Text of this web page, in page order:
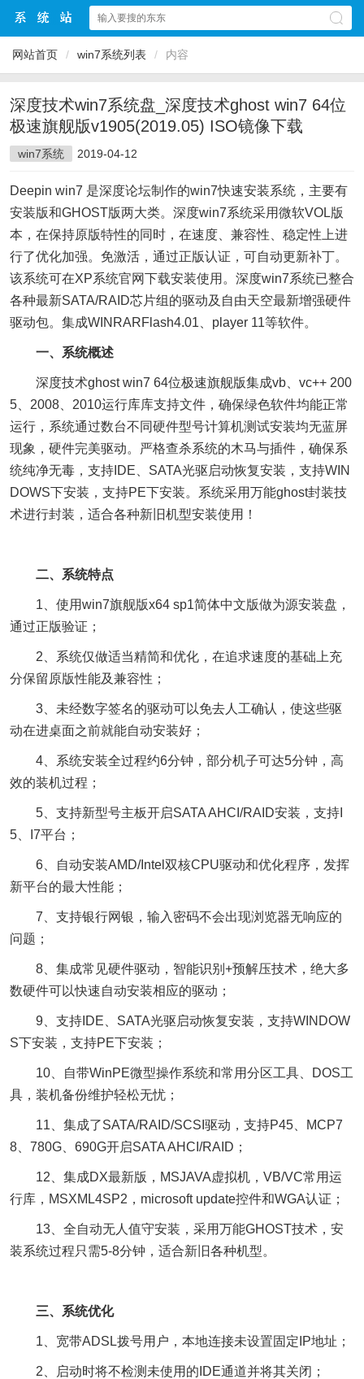
网站首页 / win7系统列表 / 内容
深度技术win7系统盘_深度技术ghost win7 64位
极速旗舰版v1905(2019.05) ISO镜像下载
win7系统 2019-04-12
Deepin win7 是深度论坛制作的win7快速安装系统，主要有
安装版和GHOST版两大类。深度win7系统采用微软VOL版
本，在保持原版特性的同时，在速度、兼容性、稳定性上进
行了优化加强。免激活，通过正版认证，可自动更新补丁。
该系统可在XP系统官网下载安装使用。深度win7系统已整合
各种最新SATA/RAID芯片组的驱动及自由天空最新增强硬件
驱动包。集成WINRARFlash4.01、player 11等软件。
一、系统概述
深度技术ghost win7 64位极速旗舰版集成vb、vc++ 200
5、2008、2010运行库库支持文件，确保绿色软件均能正常
运行，系统通过数台不同硬件型号计算机测试安装均无蓝屏
现象，硬件完美驱动。严格查杀系统的木马与插件，确保系
统纯净无毒，支持IDE、SATA光驱启动恢复安装，支持WIN
DOWS下安装，支持PE下安装。系统采用万能ghost封装技
术进行封装，适合各种新旧机型安装使用！
二、系统特点
1、使用win7旗舰版x64 sp1简体中文版做为源安装盘，
通过正版验证；
2、系统仅做适当精简和优化，在追求速度的基础上充
分保留原版性能及兼容性；
3、未经数字签名的驱动可以免去人工确认，使这些驱
动在进桌面之前就能自动安装好；
4、系统安装全过程约6分钟，部分机子可达5分钟，高
效的装机过程；
5、支持新型号主板开启SATA AHCI/RAID安装，支持I
5、I7平台；
6、自动安装AMD/Intel双核CPU驱动和优化程序，发挥
新平台的最大性能；
7、支持银行网银，输入密码不会出现浏览器无响应的
问题；
8、集成常见硬件驱动，智能识别+预解压技术，绝大多
数硬件可以快速自动安装相应的驱动；
9、支持IDE、SATA光驱启动恢复安装，支持WINDOW
S下安装，支持PE下安装；
10、自带WinPE微型操作系统和常用分区工具、DOS工
具，装机备份维护轻松无忧；
11、集成了SATA/RAID/SCSI驱动，支持P45、MCP7
8、780G、690G开启SATA AHCI/RAID；
12、集成DX最新版，MSJAVA虚拟机，VB/VC常用运
行库，MSXML4SP2，microsoft update控件和WGA认证；
13、全自动无人值守安装，采用万能GHOST技术，安
装系统过程只需5-8分钟，适合新旧各种机型。
三、系统优化
1、宽带ADSL拨号用户，本地连接未设置固定IP地址；
2、启动时将不检测未使用的IDE通道并将其关闭；